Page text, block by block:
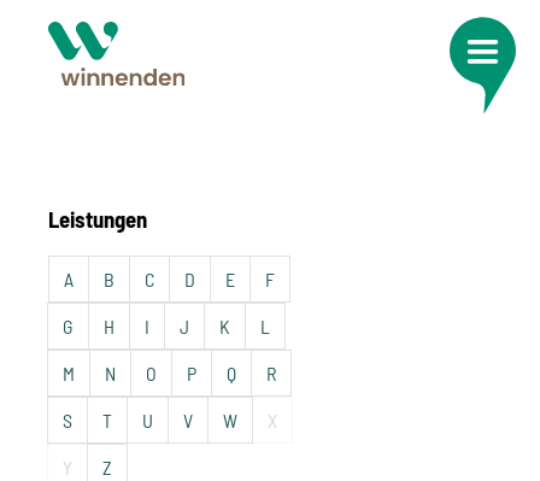
Leistungen
A B C D E F
G H I J K L
M N O P Q R
S T U V W X
Y Z